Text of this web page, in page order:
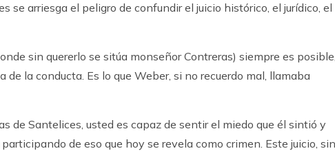
se arriesga el peligro de confundir el juicio histórico, el jurídico, el
sin quererlo se sitúa monseñor Contreras) siempre es posible,
la conducta. Es lo que Weber, si no recuerdo mal, llamaba
de Santelices, usted es capaz de sentir el miedo que él sintió y
de eso que hoy se revela como crimen. Este juicio, sin